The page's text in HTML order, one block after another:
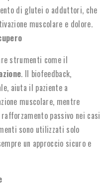
di glutei o adduttori, che
muscolare e dolore.
strumenti come il
. Il biofeedback,
aiuta il paziente a
muscolare, mentre
passivo nei casi
sono utilizzati solo
un approccio sicuro e